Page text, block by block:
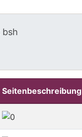
bsh
Seitenbeschreibung